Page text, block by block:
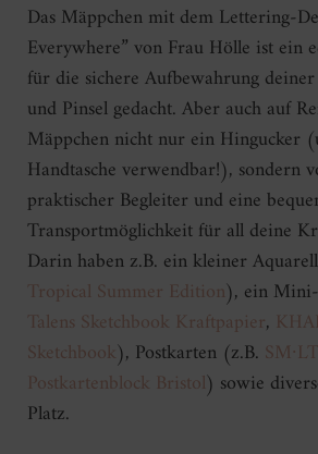
Das Mäppchen mit dem Lettering-
Everywhere” von Frau Hölle ist ein
für die sichere Aufbewahrung
und Pinsel gedacht. Aber auch auf
Mäppchen nicht nur ein Hingucker
Handtasche verwendbar!), sondern
praktischer Begleiter und eine
Transportmöglichkeit für all deine
Darin haben z.B. ein kleiner
Tropical Summer Edition), ein
Talens Sketchbook Kraftpapier,
Sketchbook), Postkarten (z.B.
Postkartenblock Bristol) sowie
Platz.